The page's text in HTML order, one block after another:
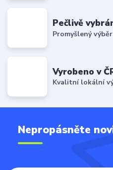
Pečlivě
Promyšlený
Vyrobeno v
Kvalitní lokální
Nepropásněte